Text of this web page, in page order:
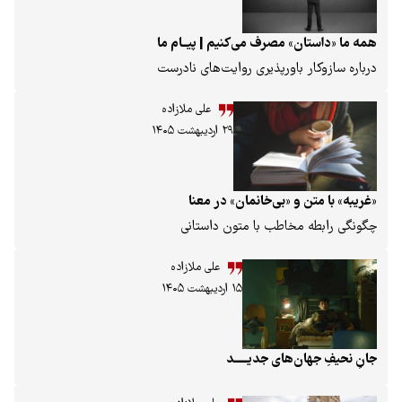
مصرف می‌کنیم | پیــام ما
روایت‌های نادرست
علی ملازاده
۲۹ اردیبهشت ۱۴۰۵
در معنا
با متون داستانی
علی ملازاده
جدیـــــد